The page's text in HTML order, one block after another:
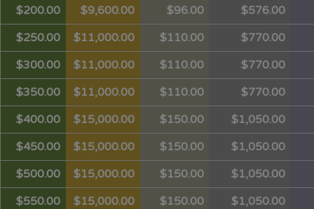
$200.00
$9,600.00 $96.00
$576.00
$250.00
$11,000.00 $110.00
$770.00
$300.00
$11,000.00 $110.00
$770.00
$350.00
$11,000.00 $110.00
$770.00
$400.00
$15,000.00 $150.00
$1,050.00
$450.00
$15,000.00 $150.00
$1,050.00
$500.00
$15,000.00 $150.00
$1,050.00
$550.00
$15,000.00 $150.00
$1,050.00